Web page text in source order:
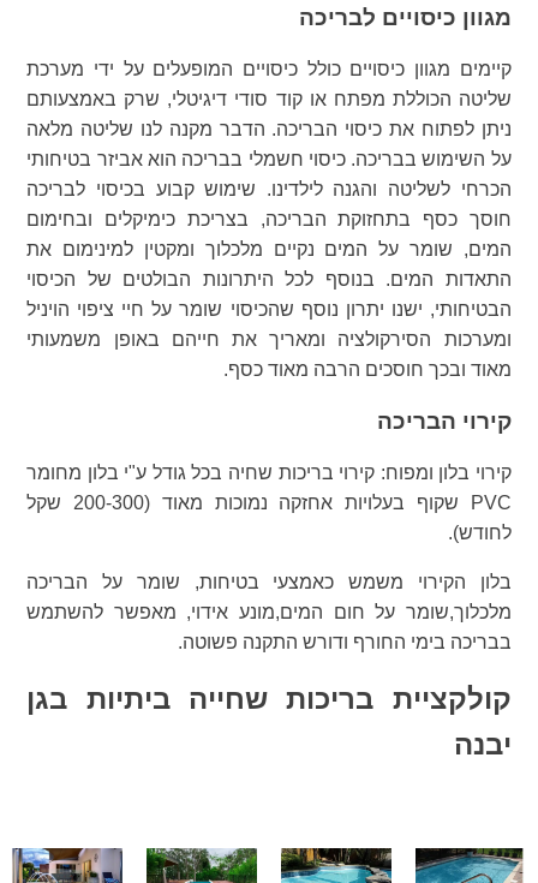
מגוון כיסויים לבריכה
קיימים מגוון כיסויים כולל כיסויים המופעלים על ידי מערכת
שליטה הכוללת מפתח או קוד סודי דיגיטלי, שרק באמצעותם
ניתן לפתוח את כיסוי הבריכה. הדבר מקנה לנו שליטה מלאה
על השימוש בבריכה. כיסוי חשמלי בבריכה הוא אביזר בטיחותי
הכרחי לשליטה והגנה לילדינו. שימוש קבוע בכיסוי לבריכה
חוסך כסף בתחזוקת הבריכה, בצריכת כימיקלים ובחימום
המים, שומר על המים נקיים מלכלוך ומקטין למינימום את
התאדות המים. בנוסף לכל היתרונות הבולטים של הכיסוי
הבטיחותי, ישנו יתרון נוסף שהכיסוי שומר על חיי ציפוי הויניל
ומערכות הסירקולציה ומאריך את חייהם באופן משמעותי
מאוד ובכך חוסכים הרבה מאוד כסף.
קירוי הבריכה
קירוי בלון ומפוח: קירוי בריכות שחיה בכל גודל ע"י בלון מחומר
PVC שקוף בעלויות אחזקה נמוכות מאוד (200-300 שקל
לחודש).
בלון הקירוי משמש כאמצעי בטיחות, שומר על הבריכה
מלכלוך,שומר על חום המים,מונע אידוי, מאפשר להשתמש
בבריכה בימי החורף ודורש התקנה פשוטה.
קולקציית בריכות שחייה ביתיות בגן
יבנה